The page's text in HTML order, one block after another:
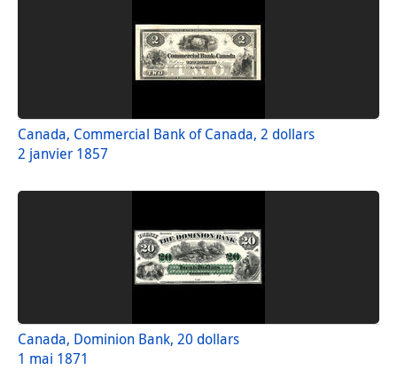
Canada, Commercial Bank of Canada, 2 dollars
2 janvier 1857
Canada, Dominion Bank, 20 dollars
1 mai 1871